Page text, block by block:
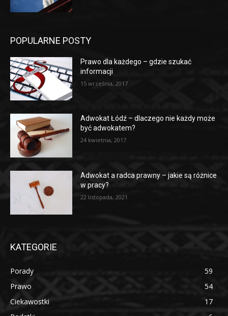
POPULARNE POSTY
Prawo dla każdego – gdzie szukać
informacji
15 września, 2017
Adwokat Łódź – dlaczego nie każdy może
być adwokatem?
24 kwietnia, 2017
Adwokat a radca prawny – jakie są różnice
w pracy?
22 listopada, 2021
KATEGORIE
Porady
59
Prawo
54
Ciekawostki
17